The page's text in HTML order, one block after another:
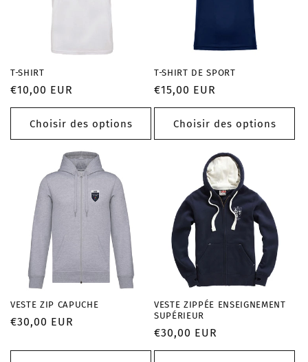
T-SHIRT
Prix
habituel
€10,00 EUR
Choisir des options
T-SHIRT DE SPORT
Prix
habituel
€15,00 EUR
Choisir des options
VESTE ZIP CAPUCHE
Prix
€30,00 EUR
VESTE ZIPPÉE ENSEIGNEMENT
SUPÉRIEUR
Prix
habituel
€30,00 EUR